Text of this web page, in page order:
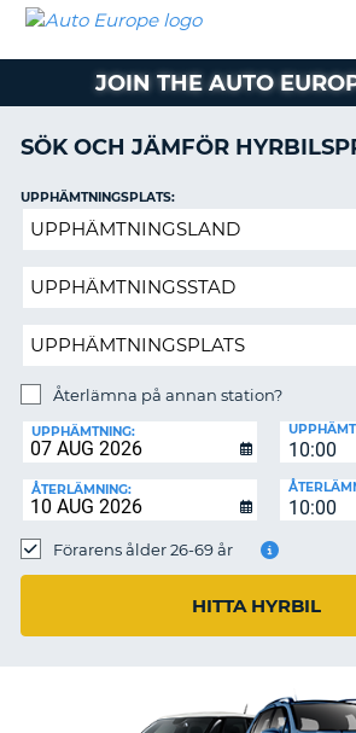
HYRBIL
HYRA
PARTNER
AUTO
EUROPE
HYRBIL
HYRA
MIN
MEDLEMSINFORMATION
ADMINISTRERA
BOKNING
SVERIGE
JOIN THE AUTO
SÖK OCH JÄMFÖR
Återlämna
annan
UPPHÄMTNINGSPLATS:
Återlämna på annan station?
UPPHÄMTNING:
10:00
ÅTERLÄMNING:
10:00
Förarens ålder 26-69 år
HITTA HYRBIL